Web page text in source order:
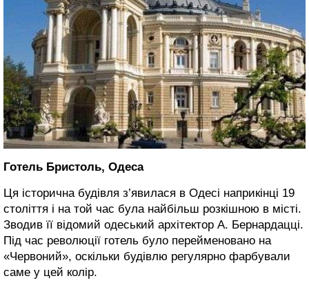
Готель Бристоль, Одеса
Ця історична будівля з’явилася в Одесі наприкінці 19
століття і на той час була найбільш розкішною в місті.
Зводив її відомий одеський архітектор А. Бернардацці.
Під час революції готель було перейменовано на
«Червоний», оскільки будівлю регулярно фарбували
саме у цей колір.